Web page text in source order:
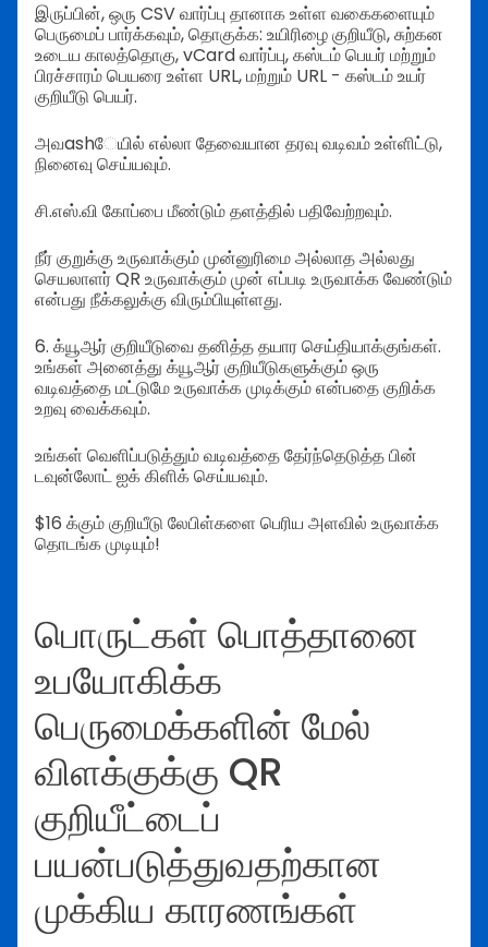
இருப்பின், ஒரு CSV வார்ப்பு தானாக உள்ள வகைகளையும்
பெருமைப் பார்க்கவும், தொகுக்க: உயிரிழை குறியீடு, சுற்கன
உடைய காலத்தொகு, vCard வார்ப்பு, கஸ்டம் பெயர் மற்றும்
பிரச்சாரம் பெயரை உள்ள URL, மற்றும் URL - கஸ்டம் உயர்
குறியீடு பெயர்.
அவashேயில் எல்லா தேவையான தரவு வடிவம் உள்ளிட்டு,
நினைவு செய்யவும்.
சி.எஸ்.வி கோப்பை மீண்டும் தளத்தில் பதிவேற்றவும்.
நீர் குறுக்கு உருவாக்கும் முன்னுரிமை அல்லாத அல்லது
செயலாளர் QR உருவாக்கும் முன் எப்படி உருவாக்க வேண்டும்
என்பது நீக்கலுக்கு விரும்பியுள்ளது.
6. க்யூஆர் குறியீடுவை தனித்த தயார செய்தியாக்குங்கள்.
உங்கள் அனைத்து க்யூஆர் குறியீடுகளுக்கும் ஒரு
வடிவத்தை மட்டுமே உருவாக்க முடிக்கும் என்பதை குறிக்க
உறவு வைக்கவும்.
உங்கள் வெளிப்படுத்தும் வடிவத்தை தேர்ந்தெடுத்த பின்
டவுன்லோட் ஐக் கிளிக் செய்யவும்.
$16 க்கும் குறியீடு லேபிள்களை பெரிய அளவில் உருவாக்க
தொடங்க முடியும்!
பொருட்கள் பொத்தானை
உபயோகிக்க
பெருமைக்களின் மேல்
விளக்குக்கு QR
குறியீட்டைப்
பயன்படுத்துவதற்கான
முக்கிய காரணங்கள்